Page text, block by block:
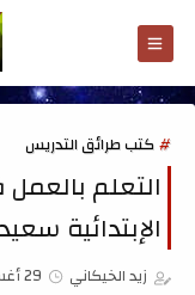
كتب طرائق التدريس
التعلم
الإبتدائية
زيد الخيكاني 29 أغسطس 2023